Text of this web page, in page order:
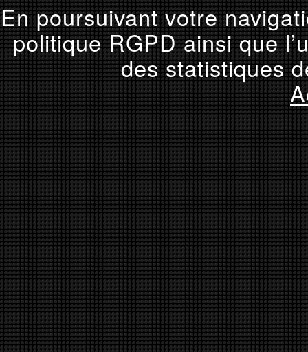
En poursuivant votre
politique RGPD ainsi que
des statistiques